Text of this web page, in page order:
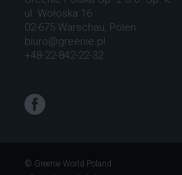
ul. Wołoska 16
02-675 Warschau, Polen
biuro@greenie.pl
+48-22-842-22-32
Facebook
© Greenie World Poland.